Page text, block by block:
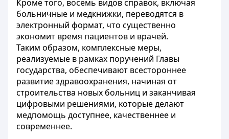
Кроме того, восемь видов справок, включая
больничные и медкнижки, переводятся в
электронный формат, что существенно
экономит время пациентов и врачей.
Таким образом, комплексные меры,
реализуемые в рамках поручений Главы
государства, обеспечивают всестороннее
развитие здравоохранения, начиная от
строительства новых больниц и заканчивая
цифровыми решениями, которые делают
медпомощь доступнее, качественнее и
современнее.